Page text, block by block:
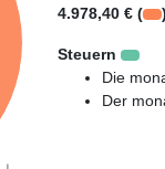
4.978,40 € (
)
Steuern
Die
Der